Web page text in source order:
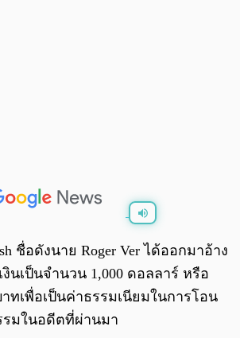
0:00
ชื่อดังนาย Roger Ver ได้ออกมาอ้าง
นเป็นจำนวน 1,000 ดอลลาร์ หรือ
ทเพื่อเป็นค่าธรรมเนียมในการโอน
รมในอดีตที่ผ่านมา